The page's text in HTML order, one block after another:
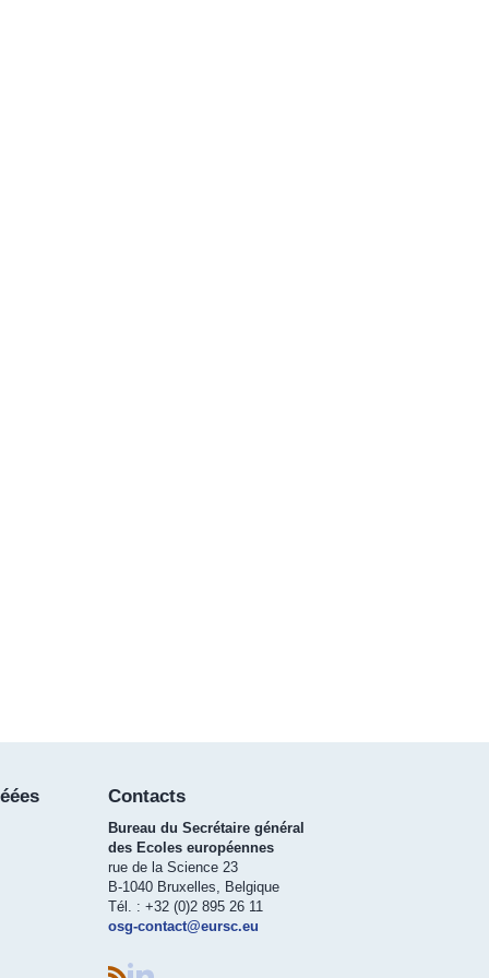
Contacts
Bureau du Secrétaire général
des Ecoles européennes
rue de la Science 23
B-1040 Bruxelles, Belgique
Tél. : +32 (0)2 895 26 11
osg-contact@eursc.eu